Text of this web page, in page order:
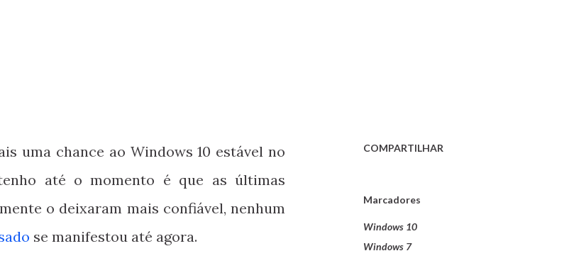
uma chance ao Windows 10 estável no
até o momento é que as últimas
o deixaram mais confiável, nenhum
se manifestou até agora.
COMPARTILHAR
Marcadores
Windows 10
Windows 7